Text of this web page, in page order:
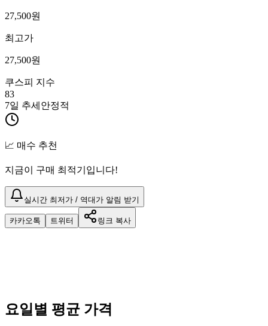
27,500원
최고가
27,500원
쿠스피 지수
83
7일 추세 안정적
📈 매수 추천
지금이 구매 최적기입니다!
실시간 최저가 / 역대가 알림 받기
카카오톡 트위터 링크 복사
요일별 평균 가격